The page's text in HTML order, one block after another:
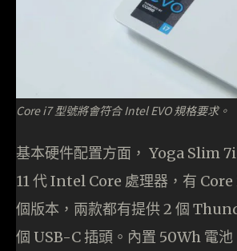
Core i7 型號將會符合 Intel EVO 規格要求。
基本硬件配置方面， Yoga Slim
11 代 Intel Core 處理器，有 Core
個版本，兩款都有提供 2 個
個 USB-C 插頭。內置 50Wh 電池